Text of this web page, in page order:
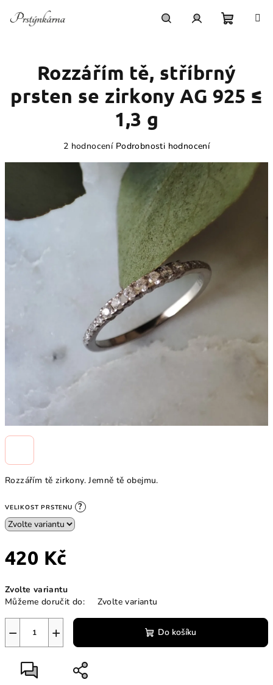
košík
Rozzářím tě zirkony. Jemně tě obejmu.
VELIKOST PRSTENU ?
420 Kč
cena:
Zvolte variantu
Můžeme doručit do:
Zvolte variantu
+
− Do košíku
Rozzářím tě, stříbrný
prsten se zirkony AG 925 ≤
1,3 g
5
2 hodnocení Podrobnosti hodnocení